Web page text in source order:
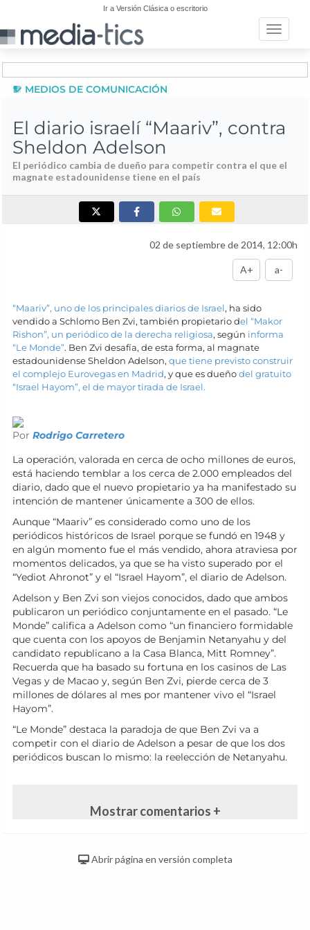
Ir a Versión Clásica o escritorio
Toggle
MEDIOS DE COMUNICACIÓN
El diario israelí “Maariv”, contra
Sheldon Adelson
El periódico cambia de dueño para competir contra el que el
magnate estadounidense tiene en el país
02 de septiembre de 2014, 12:00h
A+ a-
“Maariv”, uno de los principales diarios de Israel, ha sido
vendido a Schlomo Ben Zvi, también propietario del “Makor
Rishon”, un periódico de la derecha religiosa, según informa
“Le Monde”. Ben Zvi desafía, de esta forma, al magnate
estadounidense Sheldon Adelson, que tiene previsto construir
el complejo Eurovegas en Madrid, y que es dueñodel gratuito
“Israel Hayom”, el de mayor tirada de Israel.
Por Rodrigo Carretero
La operación, valorada en cerca de ocho millones de euros,
está haciendo temblar a los cerca de 2.000 empleados del
diario, dado que el nuevo propietario ya ha manifestado su
intención de mantener únicamente a 300 de ellos.
Aunque “Maariv” es considerado como uno de los
periódicos históricos de Israel porque se fundó en 1948 y
en algún momento fue el más vendido, ahora atraviesa por
momentos delicados, ya que se ha visto superado por el
“Yediot Ahronot” y el “Israel Hayom”, el diario de Adelson.
Adelson y Ben Zvi son viejos conocidos, dado que ambos
publicaron un periódico conjuntamente en el pasado. “Le
Monde” califica a Adelson como “un financiero formidable
que cuenta con los apoyos de Benjamin Netanyahu y del
candidato republicano a la Casa Blanca, Mitt Romney”.
Recuerda que ha basado su fortuna en los casinos de Las
Vegas y de Macao y, según Ben Zvi, pierde cerca de 3
millones de dólares al mes por mantener vivo el “Israel
Hayom”.
“Le Monde” destaca la paradoja de que Ben Zvi va a
competir con el diario de Adelson a pesar de que los dos
periódicos buscan lo mismo: la reelección de Netanyahu.
Mostrar comentarios +
Abrir página en versión completa